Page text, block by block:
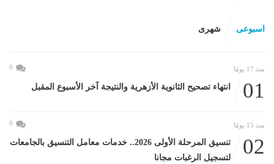
اسبوعى شهرى
منذ 17 يومًا 0
01 انتهاء تصحيح الثانوية الأزهرية والنتيجة آخر الأسبوع المقبل
منذ 15 يومًا 0
02
تنسيق المرحلة الأولى 2026.. خدمات معامل التنسيق بالجامعات
لتسجيل الرغبات مجانا